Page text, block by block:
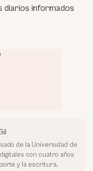
diarios informados
de la Universidad de
con cuatro años
y la escritura.